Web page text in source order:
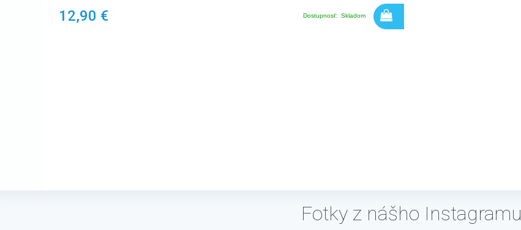
12,90 € Dostupnosť: Skladom
Fotky z nášho Instagramu